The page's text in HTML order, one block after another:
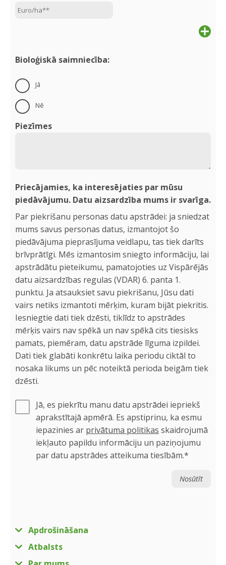
Add
Bioloģiskā saimniecība:
Jā
Nē
Piezīmes
Priecājamies, ka interesējaties par mūsu
piedāvājumu. Datu aizsardzība mums ir svarīga.
Par piekrišanu personas datu apstrādei: ja sniedzat
mums savus personas datus, izmantojot šo
piedāvājuma pieprasījuma veidlapu, tas tiek darīts
brīvprātīgi. Mēs izmantosim sniegto informāciju, lai
apstrādātu pieteikumu, pamatojoties uz Vispārējās
datu aizsardzības regulas (VDAR) 6. panta 1.
punktu. Ja atsauksiet savu piekrišanu, Jūsu dati
vairs netiks izmantoti mērķim, kuram bijāt piekritis.
Iesniegtie dati tiek dzēsti, tiklīdz to apstrādes
mērķis vairs nav spēkā un nav spēkā cits tiesisks
pamats, piemēram, datu apstrāde līguma izpildei.
Dati tiek glabāti konkrētu laika periodu ciktāl to
nosaka likums un pēc noteiktā perioda beigām tiek
dzēsti.
Jā, es piekrītu manu datu apstrādei iepriekš
aprakstītajā apmērā. Es apstiprinu, ka esmu
iepazinies ar privātuma politikas skaidrojumā
iekļauto papildu informāciju un paziņojumu
par datu apstrādes atteikuma tiesībām.*
Apdrošināšana
Atbalsts